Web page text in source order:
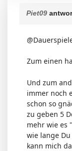
Piet09
Zum einen
Und zum
immer noch
schon so
zu geben 5
mehr wie es
wie lange
kann mich